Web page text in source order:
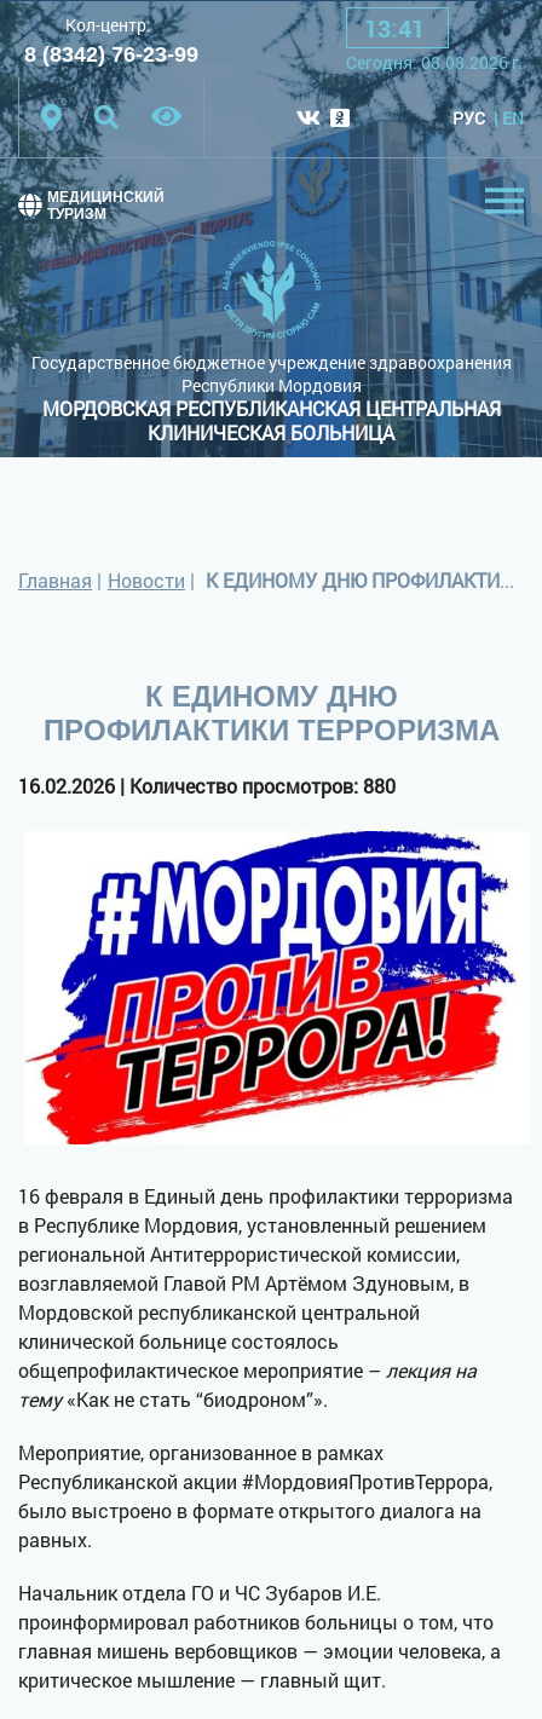
Шрифт: A A A
Цветовая схема: Черная схема
Обычный сайт
Кол-центр:
8 (8342) 76-23-99
13:41
Cегодня:08.08.2026г.
РУС EN
Государственное бюджетное учреждение здравоохранения
Республики Мордовия
МОРДОВСКАЯ РЕСПУБЛИКАНСКАЯ ЦЕНТРАЛЬНАЯ
КЛИНИЧЕСКАЯ БОЛЬНИЦА
МЕДИЦИНСКИЙ
ТУРИЗМ
Главная | Новости | К ЕДИНОМУ ДНЮ ПРОФИЛАКТИКИ ТЕРРОРИЗМА
К ЕДИНОМУ ДНЮ
ПРОФИЛАКТИКИ ТЕРРОРИЗМА
16.02.2026 | Количество просмотров: 880
16 февраля в Единый день профилактики терроризма
в Республике Мордовия, установленный решением
региональной Антитеррористической комиссии,
возглавляемой Главой РМ Артёмом Здуновым, в
Мордовской республиканской центральной
клинической больнице состоялось
общепрофилактическое мероприятие – лекция на
тему«Как не стать “биодроном”».
Мероприятие, организованное в рамках
Республиканской акции #МордовияПротивТеррора,
было выстроено в формате открытого диалога на
равных.
Начальник отдела ГО и ЧС Зубаров И.Е.
проинформировал работников больницы о том, что
главная мишень вербовщиков — эмоции человека, а
критическое мышление — главный щит.